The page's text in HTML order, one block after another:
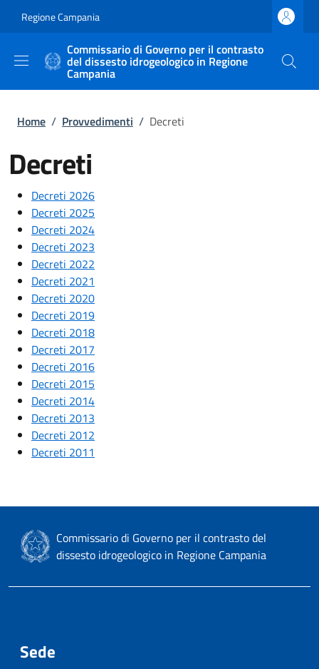
Regione Campania
Commissario di Governo per il contrasto
del dissesto idrogeologico in Regione
Campania
Briciole di pane
Home / Provvedimenti / Decreti
Decreti
Decreti 2026
Decreti 2025
Decreti 2024
Decreti 2023
Decreti 2022
Decreti 2021
Decreti 2020
Decreti 2019
Decreti 2018
Decreti 2017
Decreti 2016
Decreti 2015
Decreti 2014
Decreti 2013
Decreti 2012
Decreti 2011
Commissario di Governo per il contrasto del
dissesto idrogeologico in Regione Campania
Sede